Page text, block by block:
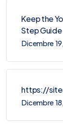
Keep the
Step Guide
Dicembre
https://
Dicembre